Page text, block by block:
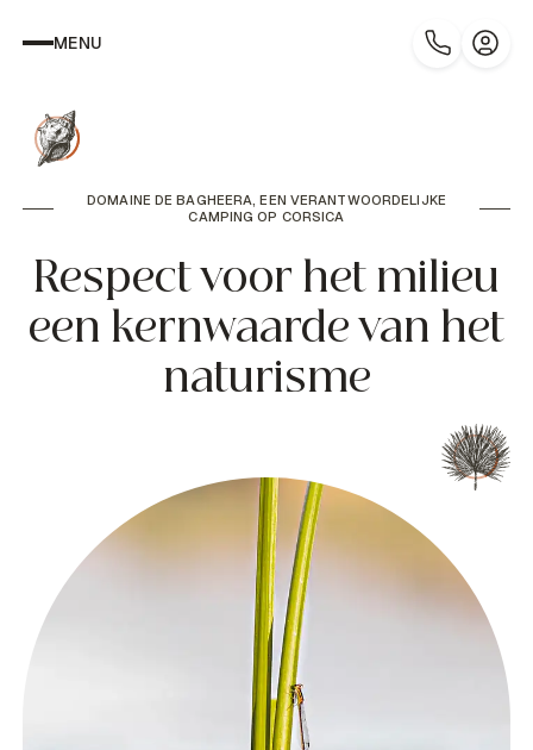
MENU
DOMAINE DE BAGHEERA, EEN VERANTWOORDELIJKE
CAMPING OP CORSICA
Respect voor het milieu
een kernwaarde van het
naturisme